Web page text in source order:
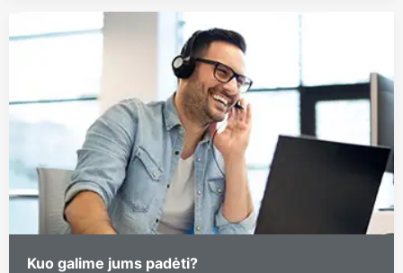
Kuo galime jums padėti?